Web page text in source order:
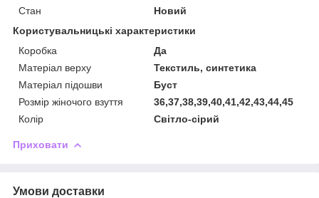
Стан
Новий
Користувальницькі характеристики
Коробка
Да
Матеріал верху
Текстиль, синтетика
Матеріал підошви
Буст
Розмір жіночого взуття
36,37,38,39,40,41,42,43,44,45
Колір
Світло-сірий
Приховати
Умови доставки